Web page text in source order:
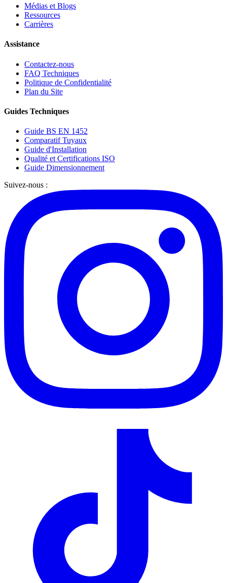
Médias et Blogs
Ressources
Carrières
Assistance
Contactez-nous
FAQ Techniques
Politique de Confidentialité
Plan du Site
Guides Techniques
Guide BS EN 1452
Comparatif Tuyaux
Guide d'Installation
Qualité et Certifications ISO
Guide Dimensionnement
Suivez-nous :